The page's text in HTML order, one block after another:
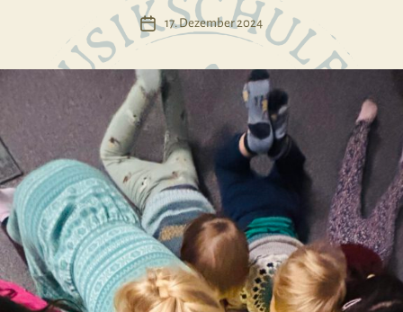
Veröffentlichungsdatum
17. Dezember 2024